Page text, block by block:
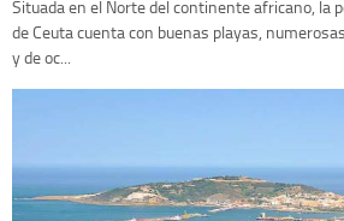
Situada en el Norte del continente africano, la
de Ceuta cuenta con buenas playas,
y de oc...